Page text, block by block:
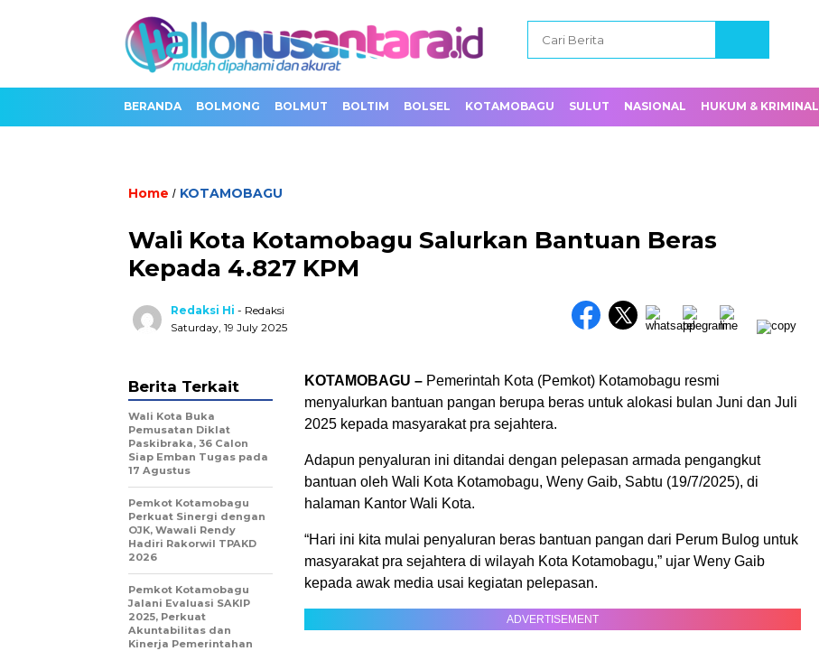
BERANDA BOLMONG BOLMUT BOLTIM BOLSEL KOTAMOBAGU SULUT NASIONAL HUKUM & KRIMINAL
Home / KOTAMOBAGU
Wali Kota Kotamobagu Salurkan Bantuan Beras
Kepada 4.827 KPM
Redaksi Hi - Redaksi
Saturday, 19 July 2025
KOTAMOBAGU – Pemerintah Kota (Pemkot) Kotamobagu resmi
menyalurkan bantuan pangan berupa beras untuk alokasi bulan Juni dan Juli
2025 kepada masyarakat pra sejahtera.
Adapun penyaluran ini ditandai dengan pelepasan armada pengangkut
bantuan oleh Wali Kota Kotamobagu, Weny Gaib, Sabtu (19/7/2025), di
halaman Kantor Wali Kota.
“Hari ini kita mulai penyaluran beras bantuan pangan dari Perum Bulog untuk
masyarakat pra sejahtera di wilayah Kota Kotamobagu,” ujar Weny Gaib
kepada awak media usai kegiatan pelepasan.
ADVERTISEMENT
Berita Terkait
Wali Kota Buka
Pemusatan Diklat
Paskibraka, 36 Calon
Siap Emban Tugas pada
17 Agustus
Pemkot Kotamobagu
Perkuat Sinergi dengan
OJK, Wawali Rendy
Hadiri Rakorwil TPAKD
2026
Pemkot Kotamobagu
Jalani Evaluasi SAKIP
2025, Perkuat
Akuntabilitas dan
Kinerja Pemerintahan